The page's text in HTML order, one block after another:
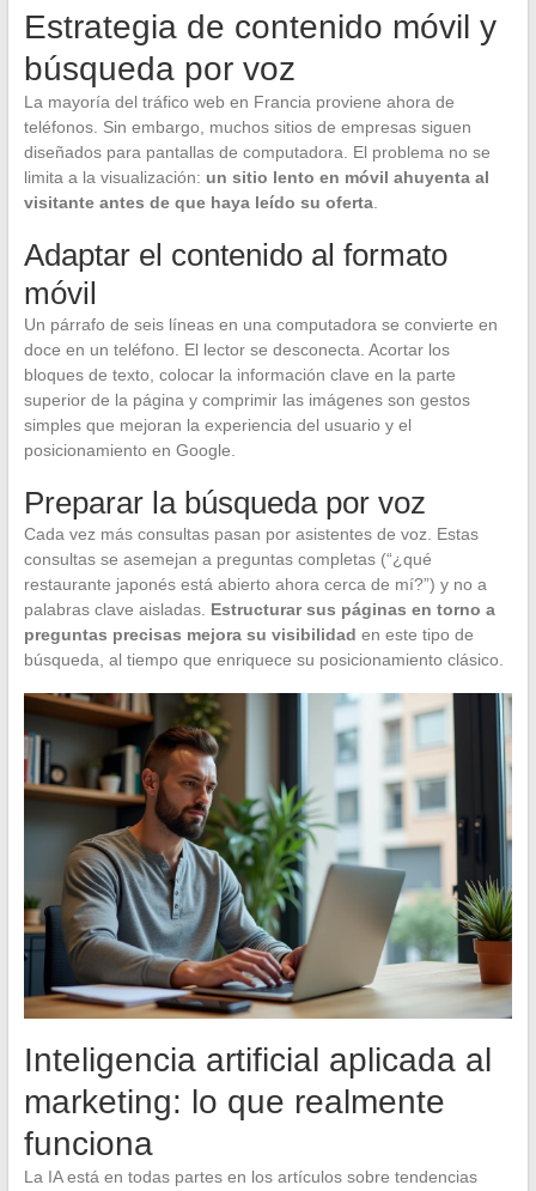
Estrategia de contenido móvil y
búsqueda por voz
La mayoría del tráfico web en Francia proviene ahora de
teléfonos. Sin embargo, muchos sitios de empresas siguen
diseñados para pantallas de computadora. El problema no se
limita a la visualización: un sitio lento en móvil ahuyenta al
visitante antes de que haya leído su oferta.
Adaptar el contenido al formato
móvil
Un párrafo de seis líneas en una computadora se convierte en
doce en un teléfono. El lector se desconecta. Acortar los
bloques de texto, colocar la información clave en la parte
superior de la página y comprimir las imágenes son gestos
simples que mejoran la experiencia del usuario y el
posicionamiento en Google.
Preparar la búsqueda por voz
Cada vez más consultas pasan por asistentes de voz. Estas
consultas se asemejan a preguntas completas (“¿qué
restaurante japonés está abierto ahora cerca de mí?”) y no a
palabras clave aisladas. Estructurar sus páginas en torno a
preguntas precisas mejora su visibilidad en este tipo de
búsqueda, al tiempo que enriquece su posicionamiento clásico.
Inteligencia artificial aplicada al
marketing: lo que realmente
funciona
La IA está en todas partes en los artículos sobre tendencias